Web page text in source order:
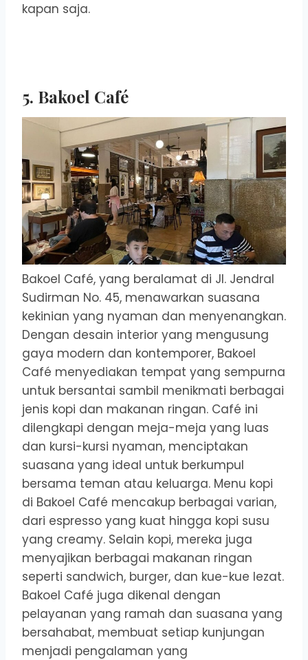
kapan saja.
5. Bakoel Café
Bakoel Café, yang beralamat di Jl. Jendral
Sudirman No. 45, menawarkan suasana
kekinian yang nyaman dan menyenangkan.
Dengan desain interior yang mengusung
gaya modern dan kontemporer, Bakoel
Café menyediakan tempat yang sempurna
untuk bersantai sambil menikmati berbagai
jenis kopi dan makanan ringan. Café ini
dilengkapi dengan meja-meja yang luas
dan kursi-kursi nyaman, menciptakan
suasana yang ideal untuk berkumpul
bersama teman atau keluarga. Menu kopi
di Bakoel Café mencakup berbagai varian,
dari espresso yang kuat hingga kopi susu
yang creamy. Selain kopi, mereka juga
menyajikan berbagai makanan ringan
seperti sandwich, burger, dan kue-kue lezat.
Bakoel Café juga dikenal dengan
pelayanan yang ramah dan suasana yang
bersahabat, membuat setiap kunjungan
menjadi pengalaman yang